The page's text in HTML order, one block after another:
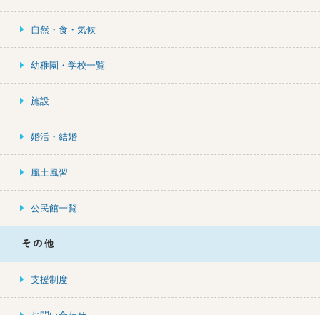
自然・食・気候
幼稚園・学校一覧
施設
婚活・結婚
風土風習
公民館一覧
その他
支援制度